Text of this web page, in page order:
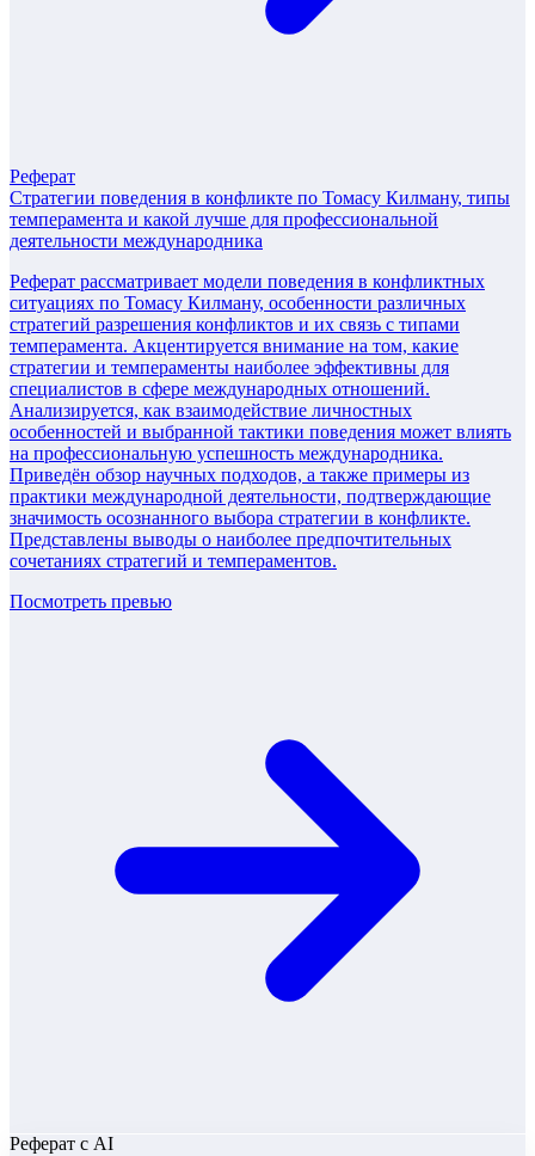
Реферат
Стратегии поведения в конфликте по Томасу Килману, типы
темперамента и какой лучше для профессиональной
деятельности международника
Реферат рассматривает модели поведения в конфликтных
ситуациях по Томасу Килману, особенности различных
стратегий разрешения конфликтов и их связь с типами
темперамента. Акцентируется внимание на том, какие
стратегии и темпераменты наиболее эффективны для
специалистов в сфере международных отношений.
Анализируется, как взаимодействие личностных
особенностей и выбранной тактики поведения может влиять
на профессиональную успешность международника.
Приведён обзор научных подходов, а также примеры из
практики международной деятельности, подтверждающие
значимость осознанного выбора стратегии в конфликте.
Представлены выводы о наиболее предпочтительных
сочетаниях стратегий и темпераментов.
Посмотреть превью
Реферат с AI